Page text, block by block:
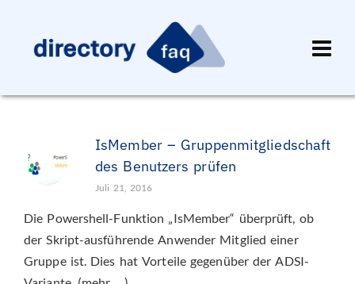
IsMember – Gruppenmitgliedschaft
des Benutzers prüfen
Juli 21, 2016
Die Powershell-Funktion „IsMember“ überprüft, ob
der Skript-ausführende Anwender Mitglied einer
Gruppe ist. Dies hat Vorteile gegenüber der ADSI-